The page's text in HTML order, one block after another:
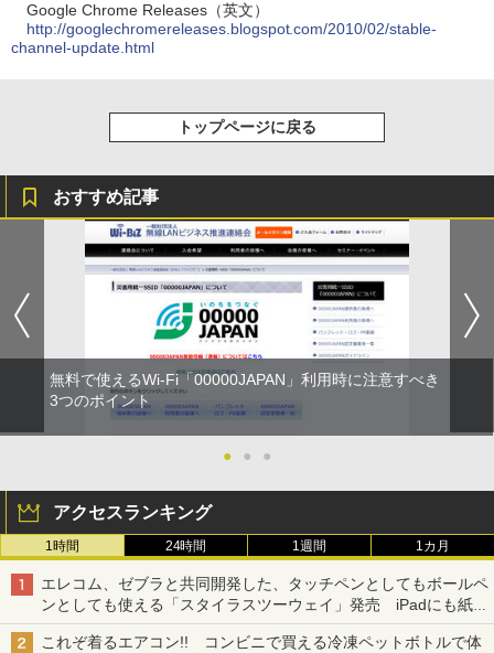
Google Chrome Releases（英文）
http://googlechromereleases.blogspot.com/2010/02/stable-
channel-update.html
トップページに戻る
おすすめ記事
無料で使えるWi-Fi「00000JAPAN」利用時に注意すべき
3つのポイント
● ● ●
アクセスランキング
1時間 24時間 1週間 1カ月
エレコム、ゼブラと共同開発した、タッチペンとしてもボールペ
ンとしても使える「スタイラスツーウェイ」発売 iPadにも紙に
も、持ち替えずに書き込める
これぞ着るエアコン!! コンビニで買える冷凍ペットボトルで体